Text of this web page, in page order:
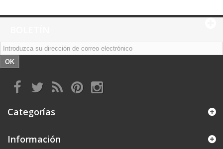
OK
Categorías
Información